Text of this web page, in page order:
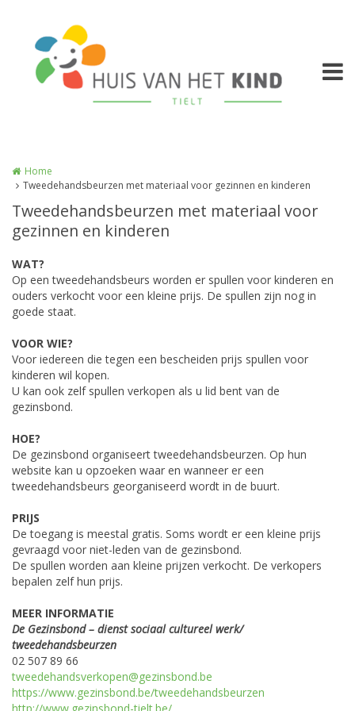
Home
Tweedehandsbeurzen met materiaal voor gezinnen en kinderen
Tweedehandsbeurzen met materiaal voor
gezinnen en kinderen
WAT?
Op een tweedehandsbeurs worden er spullen voor kinderen en
ouders verkocht voor een kleine prijs. De spullen zijn nog in
goede staat.
VOOR WIE?
Voor iedereen die tegen een bescheiden prijs spullen voor
kinderen wil kopen.
U kan ook zelf spullen verkopen als u lid bent van de
gezinsbond.
HOE?
De gezinsbond organiseert tweedehandsbeurzen. Op hun
website kan u opzoeken waar en wanneer er een
tweedehandsbeurs georganiseerd wordt in de buurt.
PRIJS
De toegang is meestal gratis. Soms wordt er een kleine prijs
gevraagd voor niet-leden van de gezinsbond.
De spullen worden aan kleine prijzen verkocht. De verkopers
bepalen zelf hun prijs.
MEER INFORMATIE
De Gezinsbond – dienst sociaal cultureel werk/
tweedehandsbeurzen
02 507 89 66
tweedehandsverkopen@gezinsbond.be
https://www.gezinsbond.be/tweedehandsbeurzen